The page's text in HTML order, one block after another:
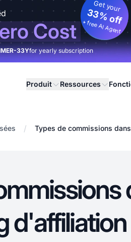
Cost
Get your
33% off
+ free AI Agent
33Yfor yearly subscription
Produit Ressources
/ Types de commissions
d'affiliation